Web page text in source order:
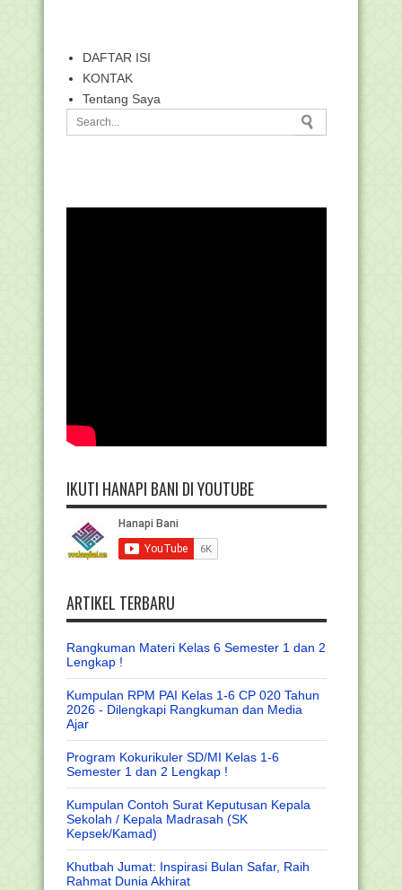
DAFTAR ISI
KONTAK
Tentang Saya
IKUTI HANAPI BANI DI YOUTUBE
ARTIKEL TERBARU
Rangkuman Materi Kelas 6 Semester 1 dan 2
Lengkap !
Kumpulan RPM PAI Kelas 1-6 CP 020 Tahun
2026 - Dilengkapi Rangkuman dan Media
Ajar
Program Kokurikuler SD/MI Kelas 1-6
Semester 1 dan 2 Lengkap !
Kumpulan Contoh Surat Keputusan Kepala
Sekolah / Kepala Madrasah (SK
Kepsek/Kamad)
Khutbah Jumat: Inspirasi Bulan Safar, Raih
Rahmat Dunia Akhirat